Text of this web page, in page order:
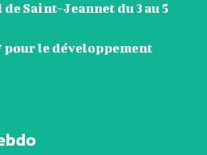
Saint-Jeannet du 3 au 5
pour le développement